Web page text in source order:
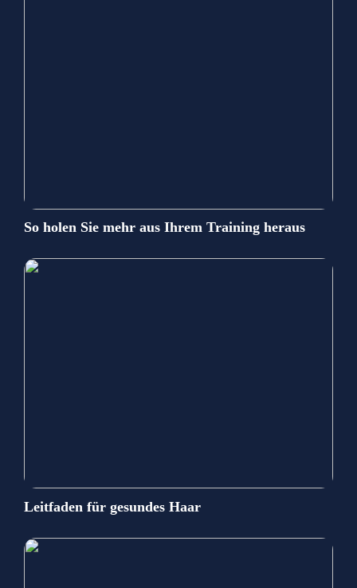
So holen Sie mehr aus Ihrem Training heraus
Leitfaden für gesundes Haar